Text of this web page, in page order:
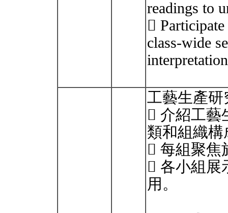
readings to

class-wide
工藝生產
 介紹工藝
類和組織
 每組聚焦
 各小組展
用。